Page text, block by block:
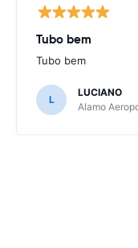
Tubo bem
Tubo bem
L
LUCIANO
Alamo